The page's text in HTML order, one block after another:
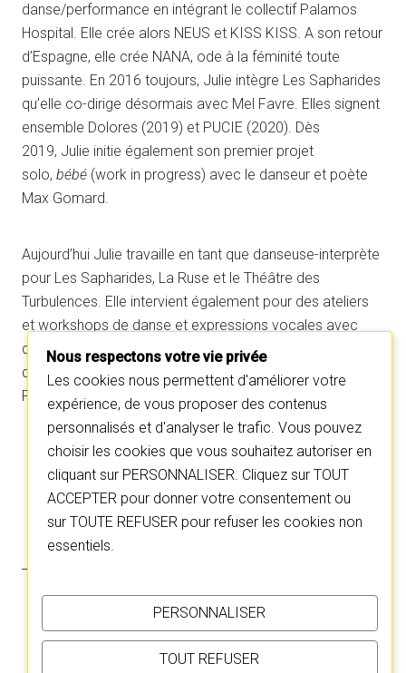
danse/performance en intégrant le collectif Palamos
Hospital. Elle crée alors NEUS et KISS KISS. A son retour
d’Espagne, elle crée NANA, ode à la féminité toute
puissante. En 2016 toujours, Julie intègre Les Sapharides
qu’elle co-dirige désormais avec Mel Favre. Elles signent
ensemble Dolores (2019) et PUCIE (2020). Dès
2019, Julie initie également son premier projet
solo, bébé (work in progress) avec le danseur et poète
Max Gomard.
Aujourd’hui Julie travaille en tant que danseuse-interprète
pour Les Sapharides, La Ruse et le Théâtre des
Turbulences. Elle intervient également pour des ateliers
et workshops de danse et expressions vocales avec
des publics divers. Julie est également en chemin pour
devenir danse-thérapeute spécialisée dans la maladie de
Parkinson.
C
i
q
u
e
z
p
o
u
r
e
C
q
u
e
z
p
o
u
r
e
Nous respectons votre vie privée
Les cookies nous permettent d'améliorer votre
expérience, de vous proposer des contenus
personnalisés et d'analyser le trafic. Vous pouvez
choisir les cookies que vous souhaitez autoriser en
cliquant sur PERSONNALISER. Cliquez sur TOUT
ACCEPTER pour donner votre consentement ou
sur TOUTE REFUSER pour refuser les cookies non
essentiels.
PERSONNALISER
TOUT REFUSER